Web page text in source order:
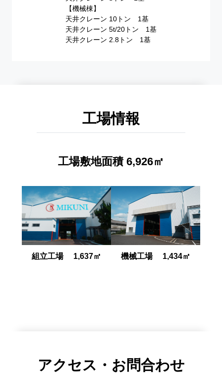
【機械棟】
天井クレーン 10トン 1基
天井クレーン 5t/20トン 1基
天井クレーン 2.8トン 1基
工場情報
工場敷地面積 6,926㎡
組立工場 1,637㎡ 機械工場 1,434㎡
アクセス・お問合わせ